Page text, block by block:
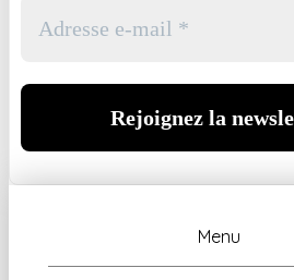
Menu